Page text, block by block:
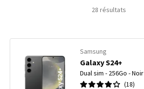
28 résultats
Samsung
Galaxy S24+
Dual sim - 256Go - Noir
18